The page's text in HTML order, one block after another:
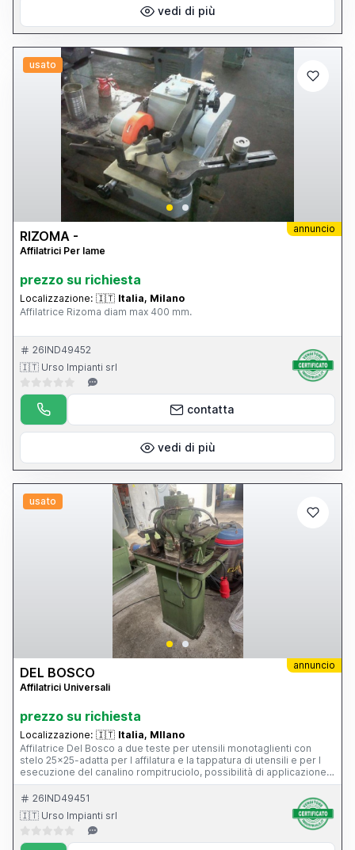
vedi di più
usato
annuncio
RIZOMA -
Affilatrici Per lame
prezzo su richiesta
Localizzazione: 🇮🇹 Italia, Milano
Affilatrice Rizoma diam max 400 mm.
26IND49452
🇮🇹 Urso Impianti srl
contatta
vedi di più
usato
annuncio
DEL BOSCO
Affilatrici Universali
prezzo su richiesta
Localizzazione: 🇮🇹 Italia, MIlano
Affilatrice Del Bosco a due teste per utensili monotaglienti con
stelo 25x25-adatta per l affilatura e la tappatura di utensili e per l
esecuzione del canalino rompitruciolo, possibilità di applicazione
dell apparecchio per l affilatura di punte elicoidali.
26IND49451
🇮🇹 Urso Impianti srl